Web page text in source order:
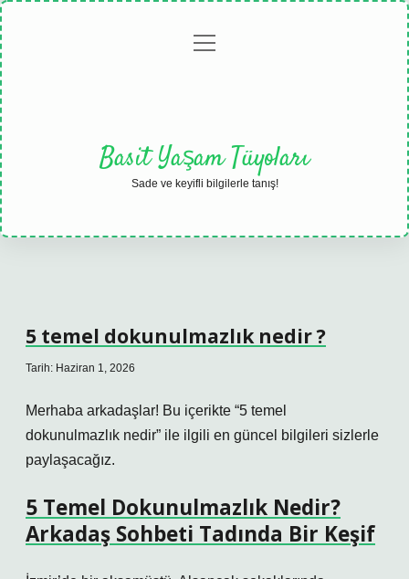
Gizlilikmenüyü
Basit Yaşam Tüyoları
Sade ve keyifli bilgilerle tanış!
5 temel dokunulmazlık nedir ?
Tarih: Haziran 1, 2026
Merhaba arkadaşlar! Bu içerikte “5 temel
dokunulmazlık nedir” ile ilgili en güncel bilgileri sizlerle
paylaşacağız.
5 Temel Dokunulmazlık Nedir?
Arkadaş Sohbeti Tadında Bir Keşif